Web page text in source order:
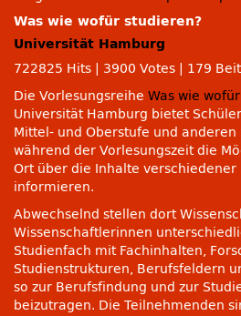
Was wie wofür studieren?
Universität Hamburg
722825 Hits
3900 Votes
179
Die Vorlesungsreihe Was wie
Universität Hamburg bietet
Mittel- und Oberstufe und
während der Vorlesungszeit die
Ort über die Inhalte verschiedener
informieren.
Abwechselnd stellen dort
Wissenschaftlerinnen
Studienfach mit Fachinhalten,
Studienstrukturen, Berufsfeldern
so zur Berufsfindung und zur
beizutragen. Die Teilnehmenden